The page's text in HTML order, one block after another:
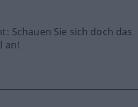
Schauen Sie sich doch das
an!